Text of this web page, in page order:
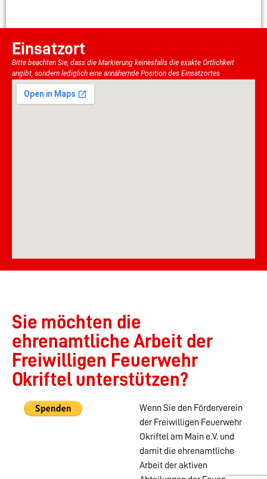
Einsatzort
Bitte beachten Sie, dass die Markierung keinesfalls die exakte Örtlichkeit
angibt, sondern lediglich eine annähernde Position des Einsatzortes
Sie möchten die
ehrenamtliche Arbeit der
Freiwilligen Feuerwehr
Okriftel unterstützen?
Wenn Sie den Förderverein
der Freiwilligen Feuerwehr
Okriftel am Main e.V. und
damit die ehrenamtliche
Arbeit der aktiven